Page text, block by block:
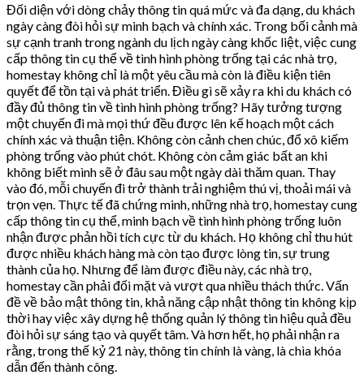
Đối diện với dòng chảy thông tin quá mức và đa dạng, du khách
ngày càng đòi hỏi sự minh bạch và chính xác. Trong bối cảnh mà
sự cạnh tranh trong ngành du lịch ngày càng khốc liệt, việc cung
cấp thông tin cụ thể về tình hình phòng trống tại các nhà trọ,
homestay không chỉ là một yêu cầu mà còn là điều kiện tiên
quyết để tồn tại và phát triển. Điều gì sẽ xảy ra khi du khách có
đầy đủ thông tin về tình hình phòng trống? Hãy tưởng tượng
một chuyến đi mà mọi thứ đều được lên kế hoạch một cách
chính xác và thuận tiện. Không còn cảnh chen chúc, đổ xô kiếm
phòng trống vào phút chót. Không còn cảm giác bất an khi
không biết mình sẽ ở đâu sau một ngày dài thăm quan. Thay
vào đó, mỗi chuyến đi trở thành trải nghiệm thú vị, thoải mái và
trọn vẹn. Thực tế đã chứng minh, những nhà trọ, homestay cung
cấp thông tin cụ thể, minh bạch về tình hình phòng trống luôn
nhận được phản hồi tích cực từ du khách. Họ không chỉ thu hút
được nhiều khách hàng mà còn tạo được lòng tin, sự trung
thành của họ. Nhưng để làm được điều này, các nhà trọ,
homestay cần phải đối mặt và vượt qua nhiều thách thức. Vấn
đề về bảo mật thông tin, khả năng cập nhật thông tin không kịp
thời hay việc xây dựng hệ thống quản lý thông tin hiệu quả đều
đòi hỏi sự sáng tạo và quyết tâm. Và hơn hết, họ phải nhận ra
rằng, trong thế kỷ 21 này, thông tin chính là vàng, là chìa khóa
dẫn đến thành công.